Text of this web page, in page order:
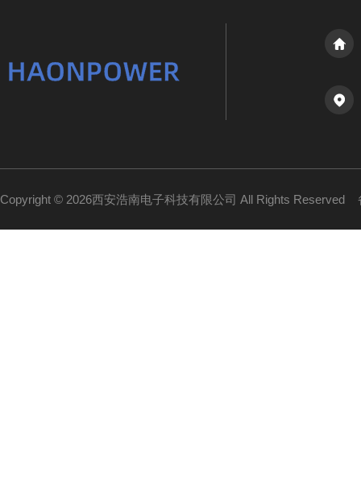
Copyright © 2026西安浩南电子科技有限公司 All Rights Reserved